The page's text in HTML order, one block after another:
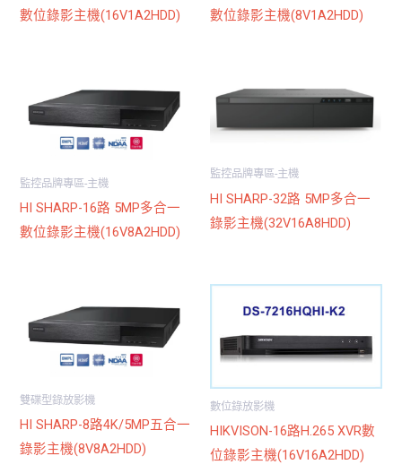
數位錄影主機(16V1A2HDD)
數位錄影主機(8V1A2HDD)
監控品牌專區-主機
HI SHARP-16路 5MP多合一
數位錄影主機(16V8A2HDD)
監控品牌專區-主機
HI SHARP-32路 5MP多合一
錄影主機(32V16A8HDD)
雙碟型錄放影機
HI SHARP-8路4K/5MP五合一
錄影主機(8V8A2HDD)
數位錄放影機
HIKVISON-16路H.265 XVR數
位錄影主機(16V16A2HDD)